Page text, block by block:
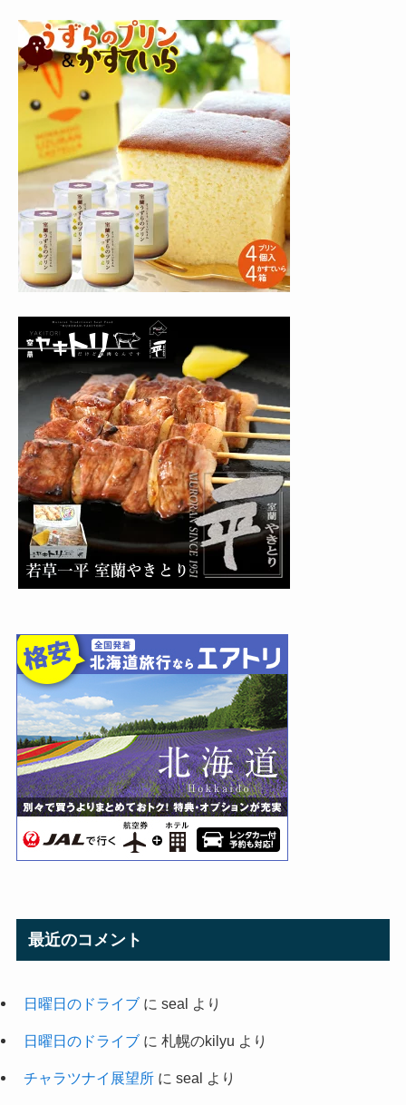
最近のコメント
日曜日のドライブに seal より
日曜日のドライブに 札幌のkilyu より
チャラツナイ展望所に seal より